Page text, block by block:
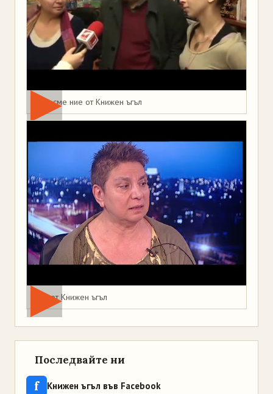
Това сме ние от Книжен ъгъл
Мая от Книжен ъгъл
Последвайте ни
f Книжен ъгъл във Facebook